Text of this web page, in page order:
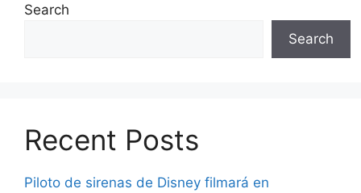
Search
Search
Recent Posts
Piloto de sirenas de Disney filmará en